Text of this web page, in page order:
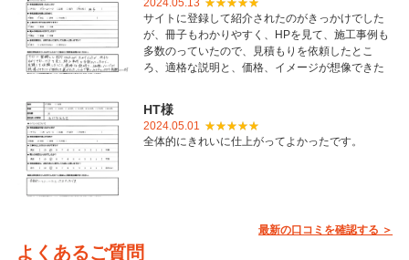
2024.05.13
サイトに登録して紹介されたのがきっかけでした
が、冊子もわかりやすく、HPを見て、施工事例も
多数のっていたので、見積もりを依頼したとこ
ろ、適格な説明と、価格、イメージが想像できた
いただき感謝しています。
HT様
2024.05.01
全体的にきれいに仕上がってよかったです。
最新の口コミを確認する ＞
よくあるご質問